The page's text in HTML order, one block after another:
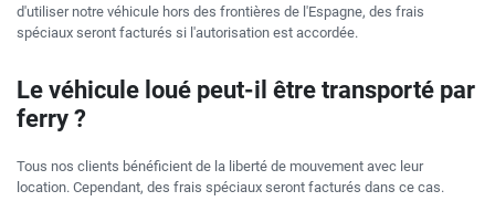
d'utiliser notre véhicule hors des frontières de l'Espagne, des frais
spéciaux seront facturés si l'autorisation est accordée.
Le véhicule loué peut-il être transporté par
ferry ?
Tous nos clients bénéficient de la liberté de mouvement avec leur
location. Cependant, des frais spéciaux seront facturés dans ce cas.